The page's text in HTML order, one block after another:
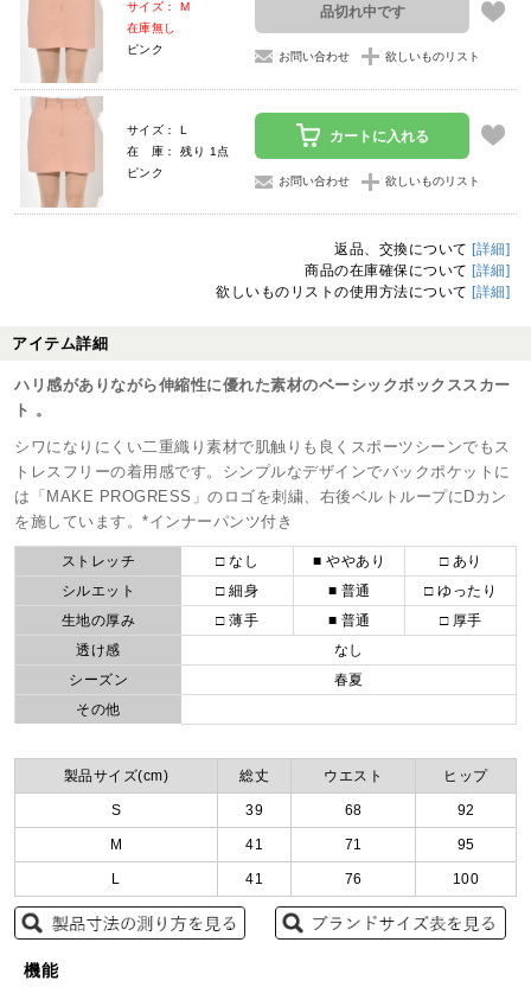
サイズ： M
在庫無し
ピンク
品切れ中です
お問い合わせ 欲しいものリスト
サイズ： L
在 庫： 残り 1点
ピンク
カートに入れる
お問い合わせ 欲しいものリスト
返品、交換について [詳細]
商品の在庫確保について [詳細]
欲しいものリストの使用方法について [詳細]
アイテム詳細
ハリ感がありながら伸縮性に優れた素材のベーシックボックススカー
ト 。
シワになりにくい二重織り素材で肌触りも良くスポーツシーンでもス
トレスフリーの着用感です。シンプルなデザインでバックポケットに
は「MAKE PROGRESS」のロゴを刺繍、右後ベルトループにDカン
を施しています。*インナーパンツ付き
ストレッチ □ なし ■ ややあり
□ あり
シルエット
□ 細身 ■ 普通
□ ゆったり
生地の厚み
□ 薄手 ■ 普通
□ 厚手
透け感
なし
シーズン
春夏
その他
製品サイズ(cm) 総丈 ウエスト ヒップ
S 39 68 92
M 41 71 95
L 41 76 100
機能